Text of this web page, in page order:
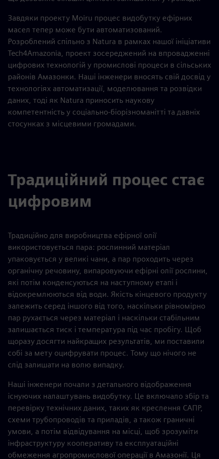
Завдяки проекту Moiru процес видобутку ефірних
масел тепер може бути автоматизований.
Розроблений спільно з Natura в рамках нашої ініціативи
Tech4Amazonia, проект зосереджений на впровадженні
цифрових технологій у промислові процеси в сільських
районів Амазонки. Наші інженери вносять свій досвід у
технологіях автоматизації, моделювання та розвідки
даних, тоді як Natura приносить наукову
компетентність у соціально-біорізноманітті та давніх
стосунках з місцевими громадами.
Традиційний процес стає
цифровим
Традиційно для виробництва ефірної олії
використовується пара: рослинний матеріал
упаковується у великі чани, а пар проходить через
органічну речовину, випаровуючи ефірні олії рослини,
які потім конденсуються на наступному етапі і
відокремлюються від води. Якість кінцевого продукту
залежить серед іншого від того, наскільки рівномірно
пар рухається через матеріал і наскільки стабільним
залишається тиск і температура під час пробігу. Щоб
щоразу досягти найкращих результатів, ми поставили
собі за мету оцифрувати процес. Тому що нічого не
слід залишати на волю випадку.
Наші інженери почали з детального відображення
існуючих налаштувань видобутку. Це включало збір та
перевірку технічних даних, таких як креслення САПР,
схеми трубопроводів та приладів, а також граничні
умови, а потім відвідування на місці, щоб зрозуміти
інфраструктуру кооперативу та експлуатаційні
обмеження агропромислової операції в Амазонії. Ця